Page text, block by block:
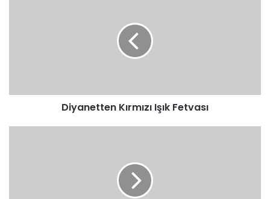
Diyanetten Kırmızı Işık Fetvası